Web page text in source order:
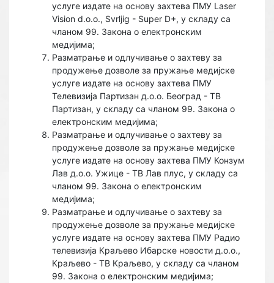
услуге издате на основу захтева ПМУ Laser
Vision d.o.o., Svrljig - Super D+, у складу са
чланом 99. Закона о електронским
медијима;
Разматрање и одлучивање o захтеву за
продужење дозволе за пружање медијске
услуге издате на основу захтева ПМУ
Телевизија Партизан д.o.o. Београд - ТВ
Партизан, у складу са чланом 99. Закона о
електронским медијима;
Разматрање и одлучивање o захтеву за
продужење дозволе за пружање медијске
услуге издате на основу захтева ПМУ Конзум
Лав д.о.о. Ужице - ТВ Лав плус, у складу са
чланом 99. Закона о електронским
медијима;
Разматрање и одлучивање o захтеву за
продужење дозволе за пружање медијске
услуге издате на основу захтева ПМУ Радио
телевизија Краљево Ибарске новости д.о.о.,
Краљево - ТВ Краљево, у складу са чланом
99. Закона о електронским медијима;